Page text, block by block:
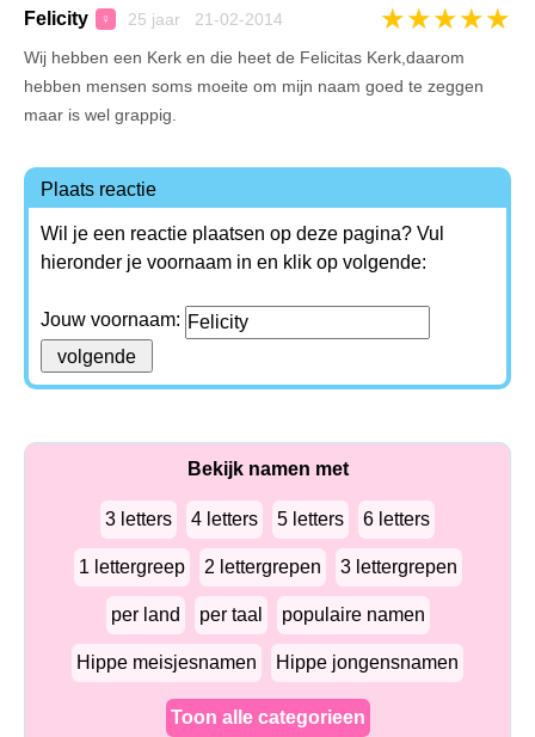
Felicity ♀ 25 jaar 21-02-2014 ★★★★★
Wij hebben een Kerk en die heet de Felicitas Kerk,daarom
hebben mensen soms moeite om mijn naam goed te zeggen
maar is wel grappig.
Plaats reactie
Wil je een reactie plaatsen op deze pagina? Vul
hieronder je voornaam in en klik op volgende:
Jouw voornaam:
Bekijk namen met
3 letters 4 letters 5 letters 6 letters
1 lettergreep 2 lettergrepen 3 lettergrepen
per land per taal populaire namen
Hippe meisjesnamen Hippe jongensnamen
Toon alle categorieen